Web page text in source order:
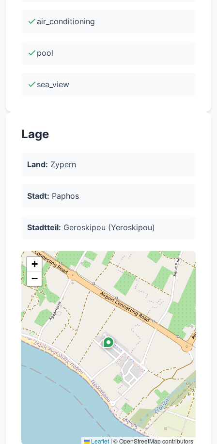
(A) air_conditioning
pool
sea_view
Lage
Land: Zypern
Stadt: Paphos
Stadtteil: Geroskipou (Yeroskipou)
+
−
Leaflet | © OpenStreetMap contributors